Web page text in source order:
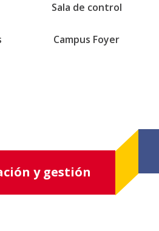
Sala de control
Campus Foyer
y gestión